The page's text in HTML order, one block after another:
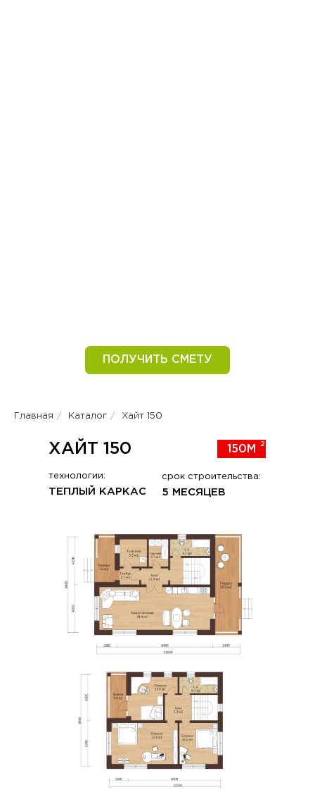
ПОЛУЧИТЬ СМЕТУ
Главная / Каталог / Хайт 150
технологии:
ТЕПЛЫЙ КАРКАС
срок строительства:
5 МЕСЯЦЕВ
150М 2
ХАЙТ 150